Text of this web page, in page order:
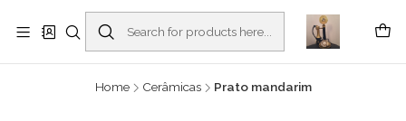
Buscantiguidades - Leilões. Colecionismo e antiguidades em Viana do
Castelo -
Read more
Home Cerâmicas Prato mandarim